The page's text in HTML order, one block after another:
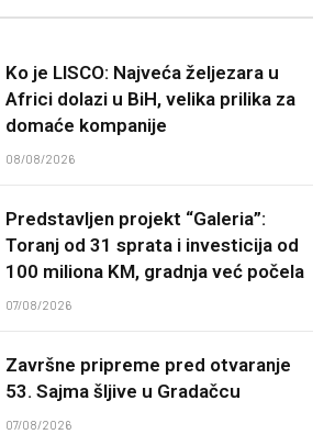
Ko je LISCO: Najveća željezara u
Africi dolazi u BiH, velika prilika za
domaće kompanije
08/08/2026
Predstavljen projekt “Galeria”:
Toranj od 31 sprata i investicija od
100 miliona KM, gradnja već počela
07/08/2026
Završne pripreme pred otvaranje
53. Sajma šljive u Gradačcu
07/08/2026